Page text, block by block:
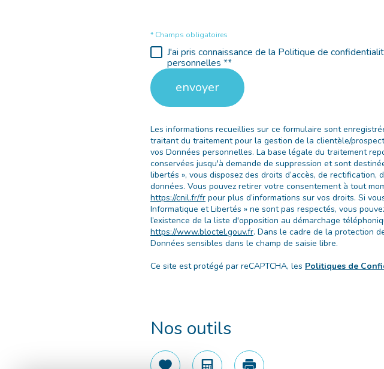
* Champs obligatoires
J'ai pris connaissance de la Politique de
personnelles **
envoyer
Les informations recueillies sur ce formulaire sont
traitant du traitement pour la gestion de la clientèle/
vos Données personnelles. La base légale du traitement
conservées jusqu'à demande de suppression et sont
libertés », vous disposez des droits d’accès, de
données. Vous pouvez retirer votre consentement à tout
https://cnil.fr/fr pour plus d’informations sur vos droits. Si
Informatique et Libertés » ne sont pas respectés, vous
l’existence de la liste d'opposition au démarchage
https://www.bloctel.gouv.fr. Dans le cadre de la protection
Données sensibles dans le champ de saisie libre.
Ce site est protégé par reCAPTCHA, les Politiques de
Nos outils